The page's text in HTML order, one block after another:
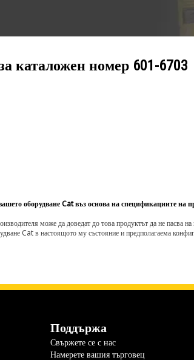
каталожен номер 601-6703
оборудване Cat въз основа на спецификациите на
може да доведат до това продуктът да не пасва
Cat в настоящото му състояние и предполагаема
Поддържа
Свържете се с нас
Намерете вашия търговец